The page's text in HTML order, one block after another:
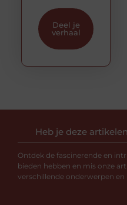
Deel je
verhaal
Heb je deze
Ontdek de fascinerende en
bieden hebben en mis onze
verschillende onderwerpen